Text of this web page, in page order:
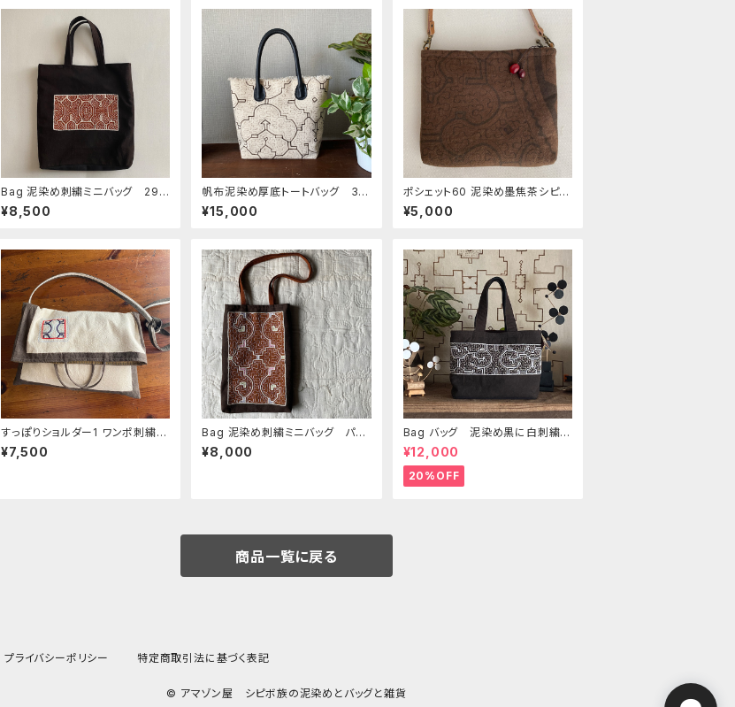
Bag 泥染め刺繍ミニバッグ 29x
32cm シピボ族の泥染め刺繍
¥8,500
帆布泥染め厚底トートバッグ 35
x24x13 本革持ち手フリンジ
¥15,000
ポシェット60 泥染め墨焦茶シピボ
ポーチ 20x17x2.5 キルト綿入り
¥5,000
すっぽりショルダー1 ワンポ刺繍白
シピボ族の泥染め
¥7,500
Bag 泥染め刺繍ミニバッグ パス
テルカラー 柔らかい縦長バッグ
¥8,000
Bag バッグ 泥染め黒に白刺繍 3
3x21x10 シンプル
¥12,000
20%OFF
商品一覧に戻る
プライバシーポリシー 特定商取引法に基づく表記
© アマゾン屋 シピボ族の泥染めとバッグと雑貨